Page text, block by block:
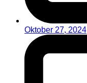
Oktober 27, 2024